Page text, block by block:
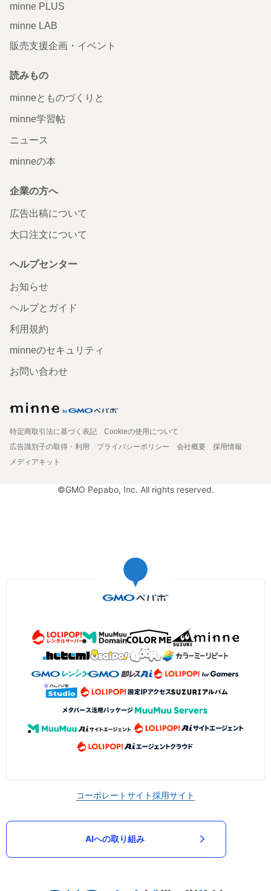
minne PLUS
minne LAB
販売支援企画・イベント
読みもの
minneとものづくりと
minne学習帖
ニュース
minneの本
企業の方へ
広告出稿について
大口注文について
ヘルプセンター
お知らせ
ヘルプとガイド
利用規約
minneのセキュリティ
お問い合わせ
特定商取引法に基づく表記
Cookieの使用について
広告識別子の取得・利用
プライバシーポリシー 会社概要
採用情報
メディアキット
©GMO Pepabo, Inc. All rights reserved.
コーポレートサイト採用サイト
AIへの取り組み